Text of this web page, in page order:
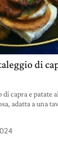
di
capra e patate
adatta a una